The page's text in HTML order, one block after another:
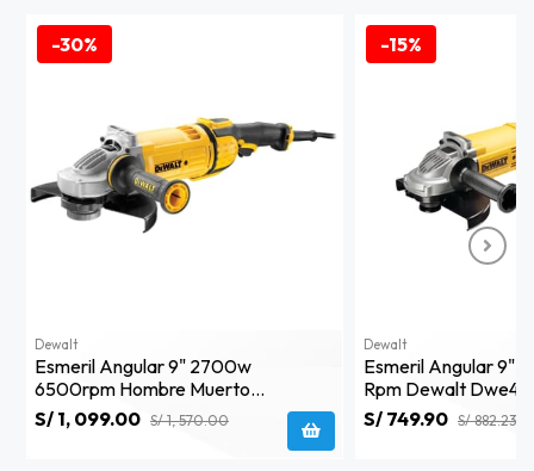
-30%
Dewalt
Esmeril Angular 9" 2700w
6500rpm Hombre Muerto
Dwe4579nb2 Dewalt
S/ 1, 099.00 S/ 1, 570.00
-15%
Dewalt
Esmeril Angular 9"
Rpm Dewalt
S/ 749.90 S/ 882.23